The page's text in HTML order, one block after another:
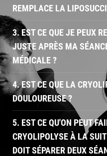
REMPLACE LA
3. EST CE QUE JE PEUX
JUSTE APRÈS MA
MÉDICALE ?
4. EST CE QUE LA
DOULOUREUSE ?
5. EST CE QU'ON PEUT
CRYOLIPOLYSE À LA
DOIT SÉPARER DEUX